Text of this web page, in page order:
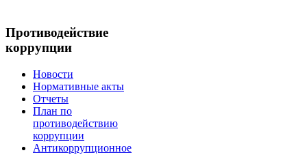
Противодействие
коррупции
Новости
Нормативные акты
Отчеты
План по
противодействию
коррупции
Антикоррупционное